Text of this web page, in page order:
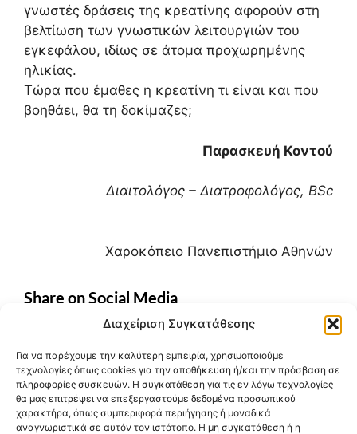
Διαχείριση Συγκατάθεσης
Για να παρέχουμε την καλύτερη εμπειρία, χρησιμοποιούμε
τεχνολογίες όπως cookies για την αποθήκευση ή/και την πρόσβαση σε
πληροφορίες συσκευών. Η συγκατάθεση για τις εν λόγω τεχνολογίες
θα μας επιτρέψει να επεξεργαστούμε δεδομένα προσωπικού
χαρακτήρα, όπως συμπεριφορά περιήγησης ή μοναδικά
αναγνωριστικά σε αυτόν τον ιστότοπο. Η μη συγκατάθεση ή η
γνωστές δράσεις της κρεατίνης αφορούν στη
βελτίωση των γνωστικών λειτουργιών του
εγκεφάλου, ιδίως σε άτομα προχωρημένης
ηλικίας.
Τώρα που έμαθες η κρεατίνη τι είναι και που
βοηθάει, θα τη δοκίμαζες;
Παρασκευή Κοντού
Διαιτολόγος – Διατροφολόγος, BSc
Χαροκόπειο Πανεπιστήμιο Αθηνών
Share on Social Media
facebook
pinterest